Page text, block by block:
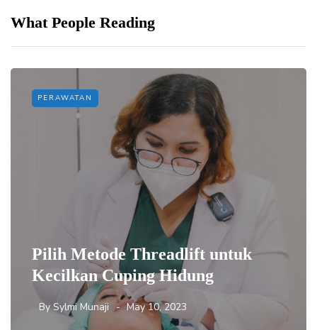
What People Reading
PERAWATAN
Pilih Metode Threadlift untuk
Kecilkan Cuping Hidung
By Sylmi Munaji May 10, 2023